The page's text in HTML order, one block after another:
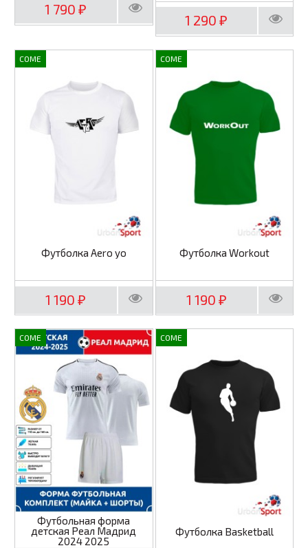
1 790₽
1 290₽
COME
Футболка Aero yo
1 190₽
COME
Футболка Workout
1 190 ₽
COME
Футбольная форма
детская Реал Мадрид
2024 2025
COME
Футболка Basketball